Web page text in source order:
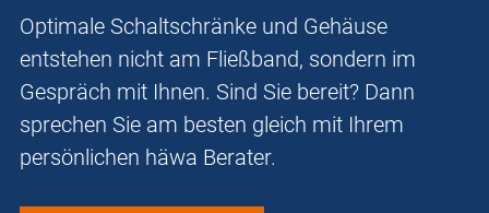
Optimale Schaltschränke und Gehäuse
entstehen nicht am Fließband, sondern im
Gespräch mit Ihnen. Sind Sie bereit? Dann
sprechen Sie am besten gleich mit Ihrem
persönlichen häwa Berater.